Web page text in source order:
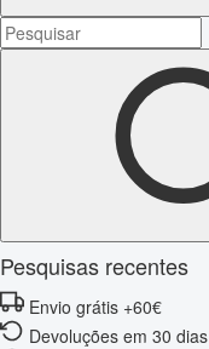
Pesquisas recentes
Envio grátis +60€
Devoluções em 30 dias